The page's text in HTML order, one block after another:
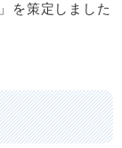
を策定しました